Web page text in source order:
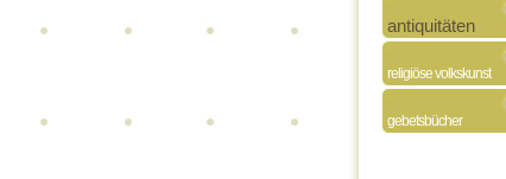
antiquitäten
religiöse volkskunst
gebetsbücher